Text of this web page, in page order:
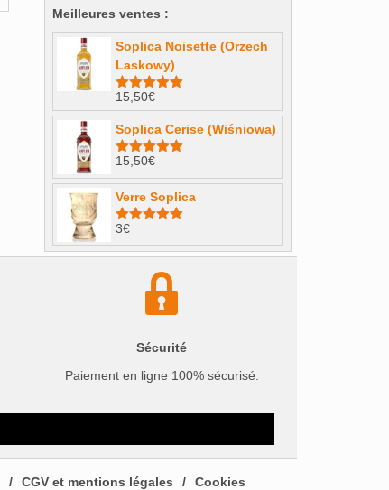
Meilleures ventes :
Soplica Noisette (Orzech
Laskowy)
Note4.98
sur 5
15,50€
Soplica Cerise (Wiśniowa)
Note5.00
sur 5
15,50€
Verre Soplica
Note
sur 5
3€
Sécurité
Paiement en ligne 100% sécurisé.
CGV et mentions légales
Cookies